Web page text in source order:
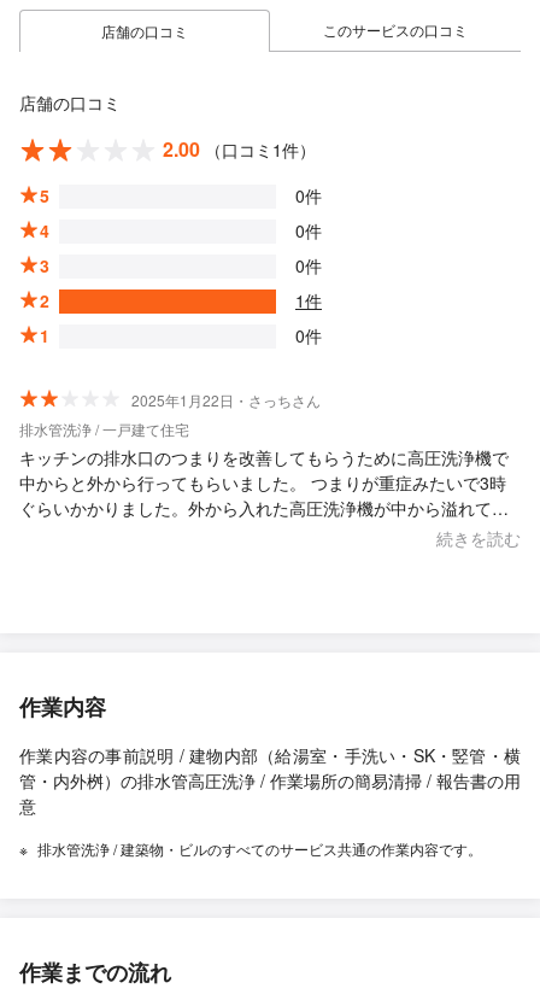
店舗の口コミ このサービスの口コミ
店舗の口コミ
2.00
（口コミ1件）
5
0件
4
0件
3
0件
2
1件
1
0件
2025年1月22日・さっちさん
排水管洗浄 / 一戸建て住宅
キッチンの排水口のつまりを改善してもらうために高圧洗浄機で
中からと外から行ってもらいました。 つまりが重症みたいで3時
ぐらいかかりました。外から入れた高圧洗浄機が中から溢れてき
てキッチンが水浸しになりました。しかも汚れた水なので掃除が
続きを読む
作業内容
作業内容の事前説明 / 建物内部（給湯室・手洗い・SK・竪管・横
管・内外桝）の排水管高圧洗浄 / 作業場所の簡易清掃 / 報告書の用
意
排水管洗浄 / 建築物・ビルのすべてのサービス共通の作業内容です。
作業までの流れ